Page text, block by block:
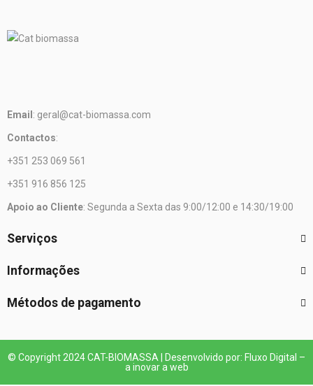
Email : geral@cat-biomassa.com
Contactos:
+351 253 069 561
+351 916 856 125
Apoio ao Cliente: Segunda a Sexta das 9:00/12:00 e 14:30/19:00
Serviços
Informações
Métodos de pagamento
© Copyright 2024 CAT-BIOMASSA | Desenvolvido por: Fluxo Digital –
a inovar a web